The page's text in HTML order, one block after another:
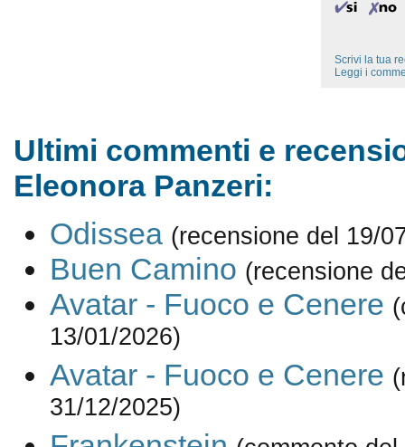
Scrivi la tua
Leggi i
Ultimi commenti e
Eleonora Panzeri:
Odissea (recensione del 19/
Buen Camino (recensione
Avatar - Fuoco e Cenere
13/01/2026)
Avatar - Fuoco e Cenere
31/12/2025)